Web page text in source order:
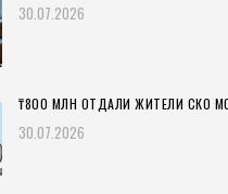
30.07.2026
₸800 МЛН ОТДАЛИ ЖИТЕЛИ СКО
30.07.2026